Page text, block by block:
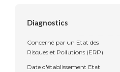
Diagnostics
Concerné par un Etat des
Risques et Pollutions (ERP)
Date d'établissement Etat